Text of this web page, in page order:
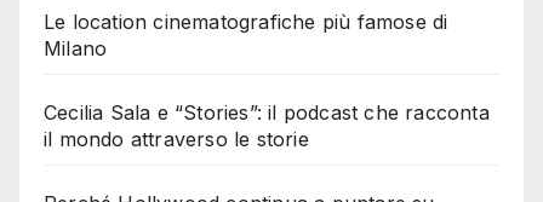
Le location cinematografiche più famose di
Milano
Cecilia Sala e “Stories”: il podcast che racconta
il mondo attraverso le storie